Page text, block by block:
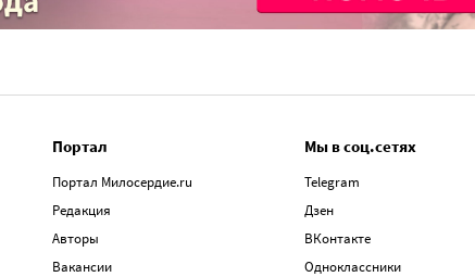
Портал
Портал Милосердие.ru
Редакция
Авторы
Вакансии
Мы в соц.сетях
Telegram
Дзен
ВКонтакте
Одноклассники